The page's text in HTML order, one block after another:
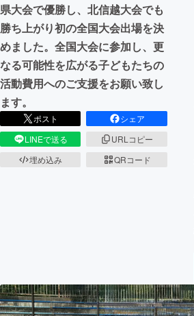
県大会で優勝し、北信越大会でも
勝ち上がり初の全国大会出場を決
めました。全国大会に参加し、更
なる可能性を広がる子どもたちの
活動費用へのご支援をお願い致し
ます。
ポスト
シェア
LINEで送る
URLコピー
埋め込み
QRコード